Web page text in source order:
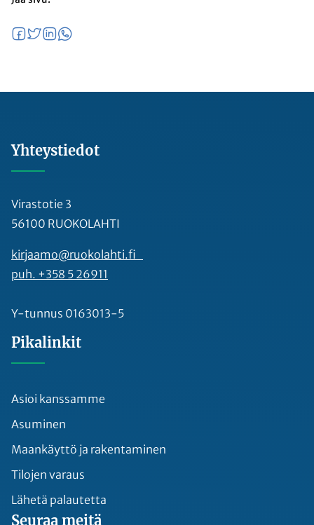
Yhteystiedot
Virastotie 3
56100 RUOKOLAHTI
kirjaamo@ruokolahti.fi
puh. +358 5 26911
Y-tunnus 0163013-5
Pikalinkit
Asioi kanssamme
Asuminen
Maankäyttö ja rakentaminen
Tilojen varaus
Lähetä palautetta
Seuraa meitä